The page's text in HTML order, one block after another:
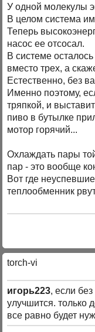
У одной молекулы
В целом система
Теперь
насос ее отсосал.
В системе
вместо трех, а
Естественно, без
Именно поэтому,
тряпкой, и
пиво в бутылке
мотор горячий...
Охлаждать пары
пар - это вообще
Вот где
теплообменник
torch-vi
игорь223, если
улучшится. только
все равно будет